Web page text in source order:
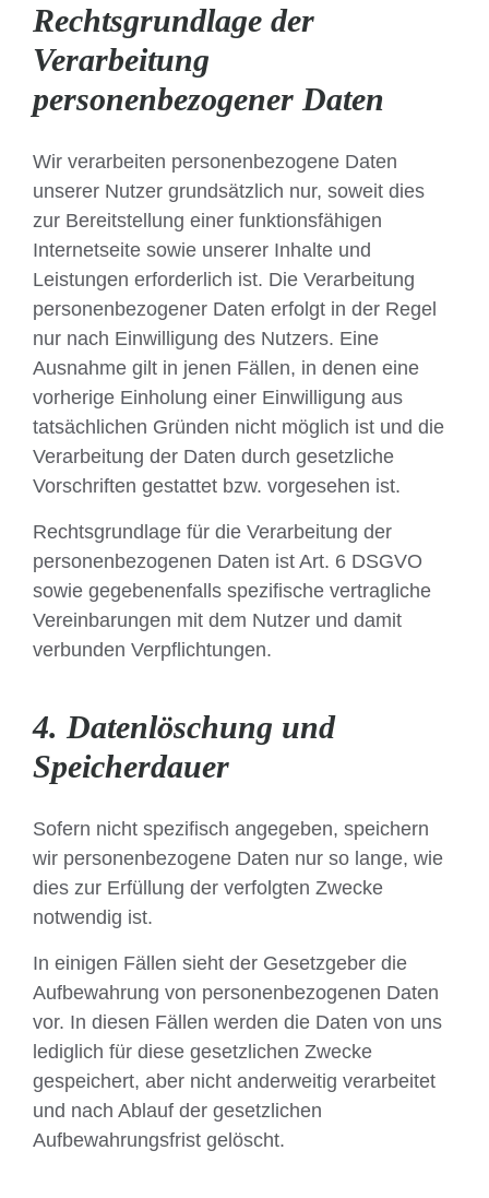
Rechtsgrundlage der
Verarbeitung
personenbezogener Daten
Wir verarbeiten personenbezogene Daten
unserer Nutzer grundsätzlich nur, soweit dies
zur Bereitstellung einer funktionsfähigen
Internetseite sowie unserer Inhalte und
Leistungen erforderlich ist. Die Verarbeitung
personenbezogener Daten erfolgt in der Regel
nur nach Einwilligung des Nutzers. Eine
Ausnahme gilt in jenen Fällen, in denen eine
vorherige Einholung einer Einwilligung aus
tatsächlichen Gründen nicht möglich ist und die
Verarbeitung der Daten durch gesetzliche
Vorschriften gestattet bzw. vorgesehen ist.
Rechtsgrundlage für die Verarbeitung der
personenbezogenen Daten ist Art. 6 DSGVO
sowie gegebenenfalls spezifische vertragliche
Vereinbarungen mit dem Nutzer und damit
verbunden Verpflichtungen.
4. Datenlöschung und
Speicherdauer
Sofern nicht spezifisch angegeben, speichern
wir personenbezogene Daten nur so lange, wie
dies zur Erfüllung der verfolgten Zwecke
notwendig ist.
In einigen Fällen sieht der Gesetzgeber die
Aufbewahrung von personenbezogenen Daten
vor. In diesen Fällen werden die Daten von uns
lediglich für diese gesetzlichen Zwecke
gespeichert, aber nicht anderweitig verarbeitet
und nach Ablauf der gesetzlichen
Aufbewahrungsfrist gelöscht.